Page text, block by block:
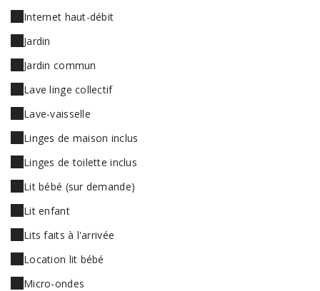
Internet haut-débit
Jardin
Jardin commun
Lave linge collectif
Lave-vaisselle
Linges de maison inclus
Linges de toilette inclus
Lit bébé (sur demande)
Lit enfant
Lits faits à l'arrivée
Location lit bébé
Micro-ondes